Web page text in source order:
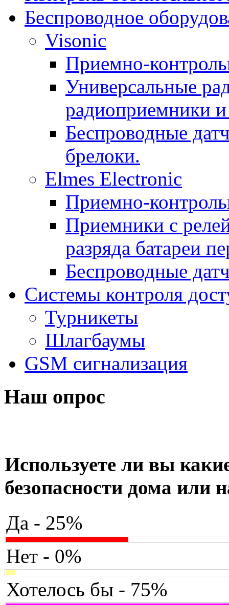
Беспроводное
Visonic
Приемно-
Универсальные
радиоприемники
Беспроводные
брелоки.
Elmes Electronic
Приемно-
Приемники с
разряда батареи
Беспроводные
Системы контроля
Турникеты
Шлагбаумы
GSM сигнализация
Наш опрос
Используете ли вы
безопасности дома или
Да - 25%
Нет - 0%
Хотелось бы - 75%